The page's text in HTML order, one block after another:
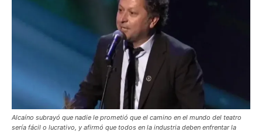
Alcaíno subrayó que nadie le prometió que el camino en el mundo del teatro
sería fácil o lucrativo, y afirmó que todos en la industria deben enfrentar la